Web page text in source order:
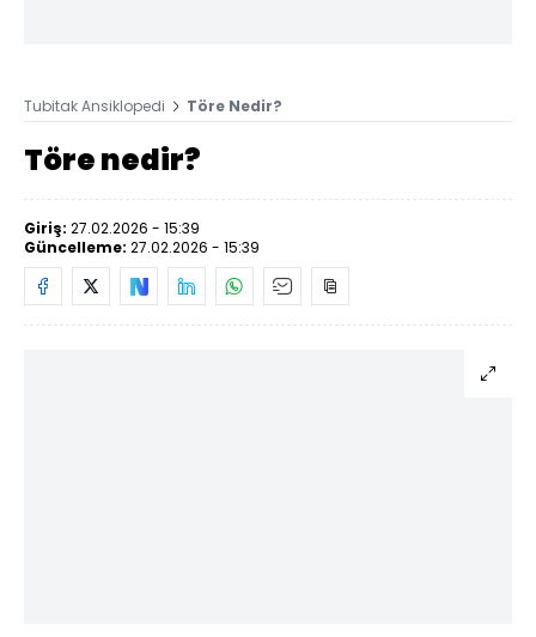
Tubitak Ansiklopedi Töre Nedir?
Töre nedir?
Giriş: 27.02.2026 - 15:39
Güncelleme: 27.02.2026 - 15:39